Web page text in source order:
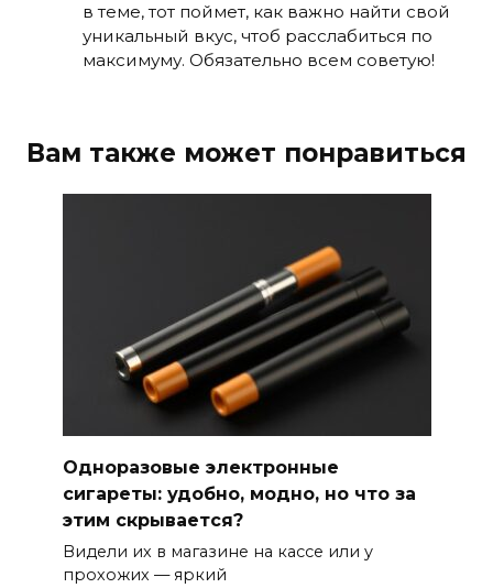
в теме, тот поймет, как важно найти свой
уникальный вкус, чтоб расслабиться по
максимуму. Обязательно всем советую!
Вам также может понравиться
Одноразовые электронные
сигареты: удобно, модно, но что за
этим скрывается?
Видели их в магазине на кассе или у
прохожих — яркий